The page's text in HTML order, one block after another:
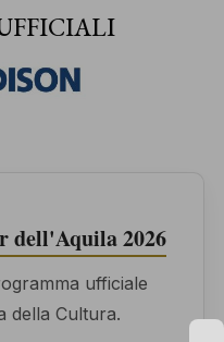
dell'Aquila 2026
ufficiale
della Cultura.